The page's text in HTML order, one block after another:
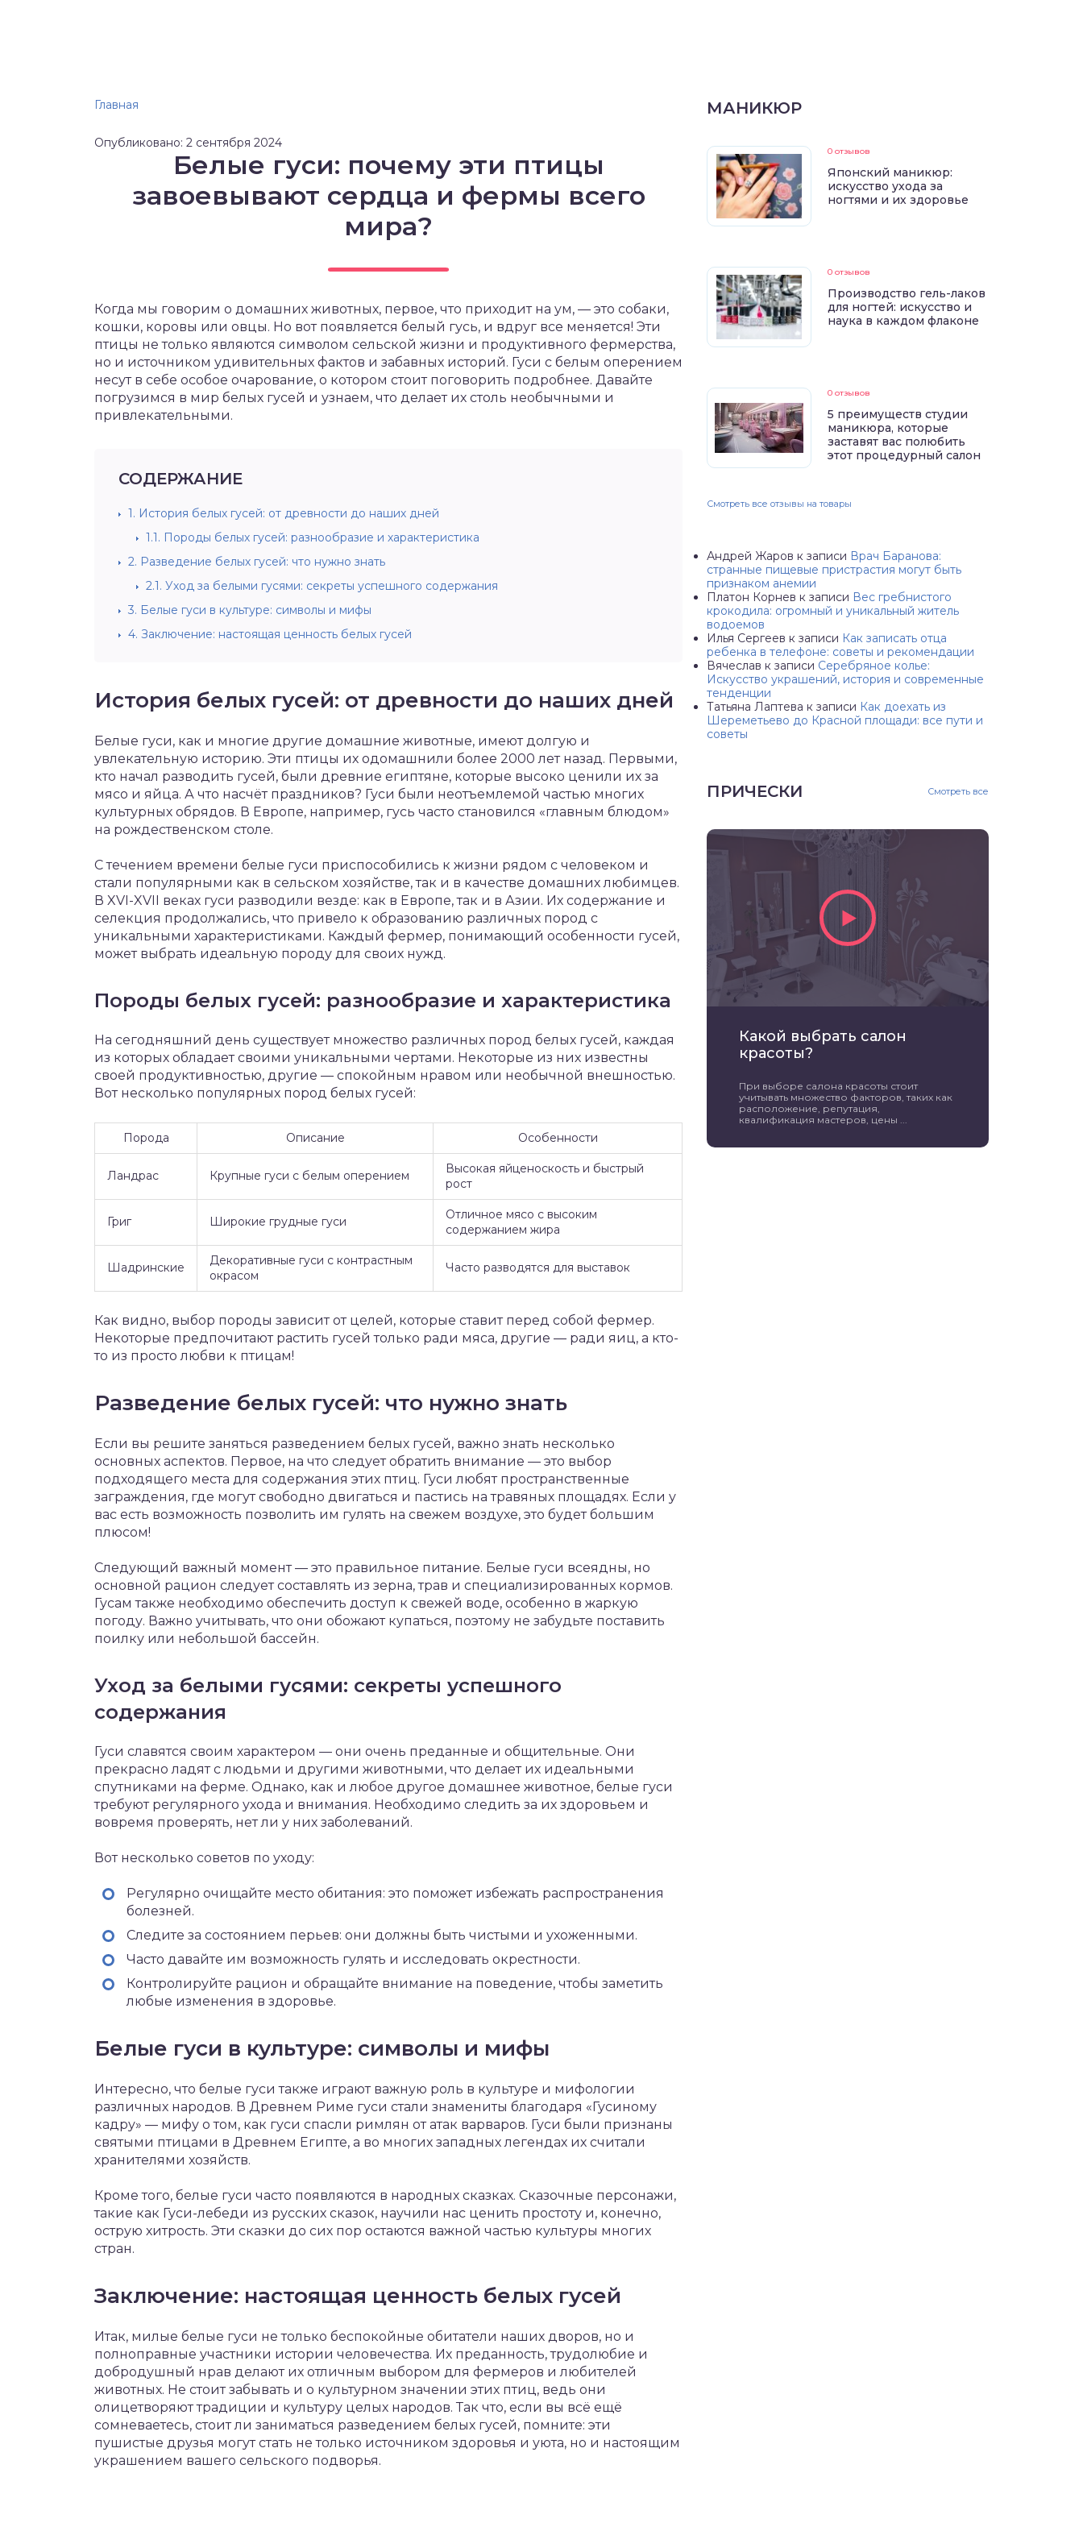
Главная
Опубликовано: 2 сентября 2024
Белые гуси: почему эти птицы
завоевывают сердца и фермы всего
мира?
Когда мы говорим о домашних животных, первое, что приходит на ум, — это собаки,
кошки, коровы или овцы. Но вот появляется белый гусь, и вдруг все меняется! Эти
птицы не только являются символом сельской жизни и продуктивного фермерства,
но и источником удивительных фактов и забавных историй. Гуси с белым оперением
несут в себе особое очарование, о котором стоит поговорить подробнее. Давайте
погрузимся в мир белых гусей и узнаем, что делает их столь необычными и
привлекательными.
СОДЕРЖАНИЕ
1. История белых гусей: от древности до наших дней
1.1. Породы белых гусей: разнообразие и характеристика
2. Разведение белых гусей: что нужно знать
2.1. Уход за белыми гусями: секреты успешного содержания
3. Белые гуси в культуре: символы и мифы
4. Заключение: настоящая ценность белых гусей
История белых гусей: от древности до наших дней
Белые гуси, как и многие другие домашние животные, имеют долгую и
увлекательную историю. Эти птицы их одомашнили более 2000 лет назад. Первыми,
кто начал разводить гусей, были древние египтяне, которые высоко ценили их за
мясо и яйца. А что насчёт праздников? Гуси были неотъемлемой частью многих
культурных обрядов. В Европе, например, гусь часто становился «главным блюдом»
на рождественском столе.
С течением времени белые гуси приспособились к жизни рядом с человеком и
стали популярными как в сельском хозяйстве, так и в качестве домашних любимцев.
В XVI-XVII веках гуси разводили везде: как в Европе, так и в Азии. Их содержание и
селекция продолжались, что привело к образованию различных пород с
уникальными характеристиками. Каждый фермер, понимающий особенности гусей,
может выбрать идеальную породу для своих нужд.
Породы белых гусей: разнообразие и характеристика
На сегодняшний день существует множество различных пород белых гусей, каждая
из которых обладает своими уникальными чертами. Некоторые из них известны
своей продуктивностью, другие — спокойным нравом или необычной внешностью.
Вот несколько популярных пород белых гусей:
Порода Описание Особенности
Ландрас Крупные гуси с белым оперением
Высокая яйценоскость и быстрый
рост
Григ Широкие грудные гуси
Отличное мясо с высоким
содержанием жира
Шадринские
Декоративные гуси с контрастным
окрасом
Часто разводятся для выставок
Как видно, выбор породы зависит от целей, которые ставит перед собой фермер.
Некоторые предпочитают растить гусей только ради мяса, другие — ради яиц, а кто-
то из просто любви к птицам!
Разведение белых гусей: что нужно знать
Если вы решите заняться разведением белых гусей, важно знать несколько
основных аспектов. Первое, на что следует обратить внимание — это выбор
подходящего места для содержания этих птиц. Гуси любят пространственные
заграждения, где могут свободно двигаться и пастись на травяных площадях. Если у
вас есть возможность позволить им гулять на свежем воздухе, это будет большим
плюсом!
Следующий важный момент — это правильное питание. Белые гуси всеядны, но
основной рацион следует составлять из зерна, трав и специализированных кормов.
Гусам также необходимо обеспечить доступ к свежей воде, особенно в жаркую
погоду. Важно учитывать, что они обожают купаться, поэтому не забудьте поставить
поилку или небольшой бассейн.
Уход за белыми гусями: секреты успешного
содержания
Гуси славятся своим характером — они очень преданные и общительные. Они
прекрасно ладят с людьми и другими животными, что делает их идеальными
спутниками на ферме. Однако, как и любое другое домашнее животное, белые гуси
требуют регулярного ухода и внимания. Необходимо следить за их здоровьем и
вовремя проверять, нет ли у них заболеваний.
Вот несколько советов по уходу:
Регулярно очищайте место обитания: это поможет избежать распространения
болезней.
Следите за состоянием перьев: они должны быть чистыми и ухоженными.
Часто давайте им возможность гулять и исследовать окрестности.
Контролируйте рацион и обращайте внимание на поведение, чтобы заметить
любые изменения в здоровье.
Белые гуси в культуре: символы и мифы
Интересно, что белые гуси также играют важную роль в культуре и мифологии
различных народов. В Древнем Риме гуси стали знамениты благодаря «Гусиному
кадру» — мифу о том, как гуси спасли римлян от атак варваров. Гуси были признаны
святыми птицами в Древнем Египте, а во многих западных легендах их считали
хранителями хозяйств.
Кроме того, белые гуси часто появляются в народных сказках. Сказочные персонажи,
такие как Гуси-лебеди из русских сказок, научили нас ценить простоту и, конечно,
острую хитрость. Эти сказки до сих пор остаются важной частью культуры многих
стран.
Заключение: настоящая ценность белых гусей
Итак, милые белые гуси не только беспокойные обитатели наших дворов, но и
полноправные участники истории человечества. Их преданность, трудолюбие и
добродушный нрав делают их отличным выбором для фермеров и любителей
животных. Не стоит забывать и о культурном значении этих птиц, ведь они
олицетворяют традиции и культуру целых народов. Так что, если вы всё ещё
сомневаетесь, стоит ли заниматься разведением белых гусей, помните: эти
пушистые друзья могут стать не только источником здоровья и уюта, но и настоящим
украшением вашего сельского подворья.
МАНИКЮР
0 отзывов
Японский маникюр:
искусство ухода за
ногтями и их здоровье
0 отзывов
Производство гель-лаков
для ногтей: искусство и
наука в каждом флаконе
0 отзывов
5 преимуществ студии
маникюра, которые
заставят вас полюбить
этот процедурный салон
Смотреть все отзывы на товары
Андрей Жаров к записи Врач Баранова:
странные пищевые пристрастия могут быть
признаком анемии
Платон Корнев к записи Вес гребнистого
крокодила: огромный и уникальный житель
водоемов
Илья Сергеев к записи Как записать отца
ребенка в телефоне: советы и рекомендации
Вячеслав к записи Серебряное колье:
Искусство украшений, история и современные
тенденции
Татьяна Лаптева к записи Как доехать из
Шереметьево до Красной площади: все пути и
советы
ПРИЧЕСКИ Смотреть все
Какой выбрать салон
красоты?
При выборе салона красоты стоит
учитывать множество факторов, таких как
расположение, репутация,
квалификация мастеров, цены ...